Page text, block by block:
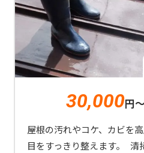
30,000円～
屋根の汚れやコケ、カビを
目をすっきり整えます。 清